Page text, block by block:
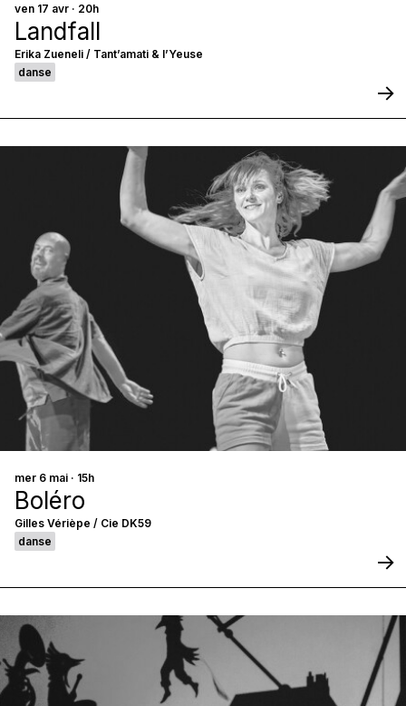
Landfall
ven 17 avr · 20h
Erika Zueneli / Tant’amati & l’Yeuse
danse
Boléro
mer 6 mai · 15h
Gilles Vérièpe / Cie DK59
danse